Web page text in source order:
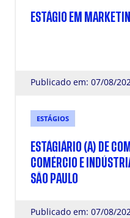
ESTÁGIO EM
Publicado em: 07/08/
ESTÁGIOS
ESTÁGIÁRIO (A) DE
COMÉRCIO E
SÃO PAULO
Publicado em: 07/08/